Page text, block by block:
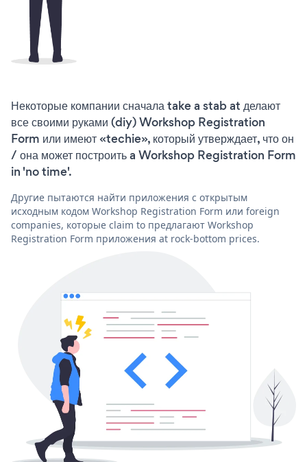
Некоторые компании сначала take a stab at делают
все своими руками (diy) Workshop Registration
Form или имеют «techie», который утверждает, что он
/ она может построить a Workshop Registration Form
in 'no time'.
Другие пытаются найти приложения с открытым
исходным кодом Workshop Registration Form или foreign
companies, которые claim to предлагают Workshop
Registration Form приложения at rock-bottom prices.